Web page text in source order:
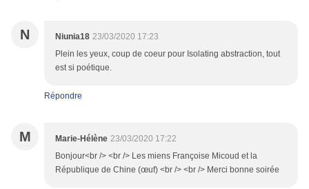
N Niunia18 23/03/2020 17:23
Plein les yeux, coup de coeur pour Isolating abstraction, tout
est si poétique.
Répondre
M Marie-Hélène 23/03/2020 17:22
Bonjour<br /> <br /> Les miens Françoise Micoud et la
République de Chine (œuf) <br /> <br /> Merci bonne soirée